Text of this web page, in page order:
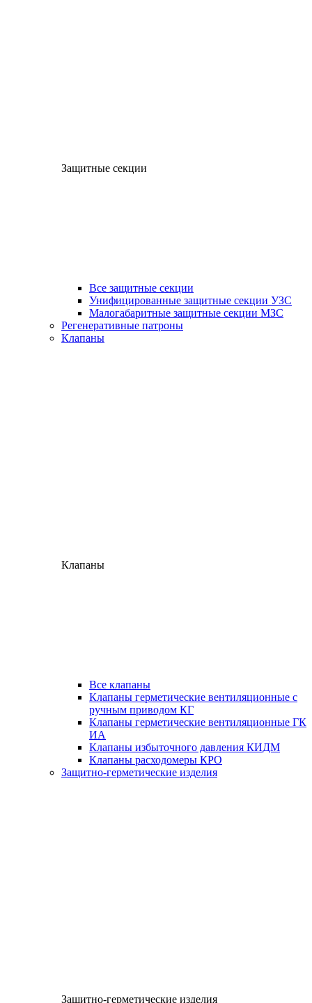
Защитные секции
Все защитные секции
Унифицированные защитные секции УЗС
Малогабаритные защитные секции МЗС
Регенеративные патроны
Клапаны
Клапаны
Все клапаны
Клапаны герметические вентиляционные с
ручным приводом КГ
Клапаны герметические вентиляционные ГК
ИА
Клапаны избыточного давления КИДМ
Клапаны расходомеры КРО
Защитно-герметические изделия
Защитно-герметические изделия